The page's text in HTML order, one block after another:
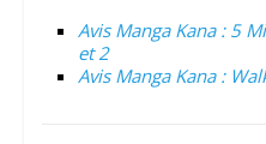
Avis Manga Kana : 5
et 2
Avis Manga Kana :